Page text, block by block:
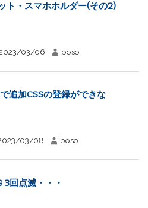
ト・スマホホルダー(その2)
03/06 boso
追加CSSの登録ができな
03/08 boso
3回点滅・・・